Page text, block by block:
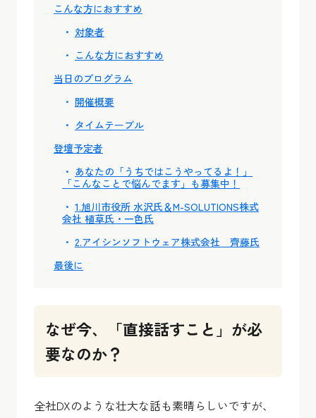
こんな方におすすめ
対象者
こんな方におすすめ
当日のプログラム
開催概要
タイムテーブル
登壇予定者
あなたの「うちではこうやってるよ！」
「こんなことで悩んでます」も募集中！
1.旭川市役所 水沢氏＆M-SOLUTIONS株式
会社 植草氏・一色氏
2.アイシンソフトウェア株式会社 齊藤氏
最後に
なぜ今、「直接話すこと」が必
要なのか？
全社DXのような壮大な話も素晴らしいですが、